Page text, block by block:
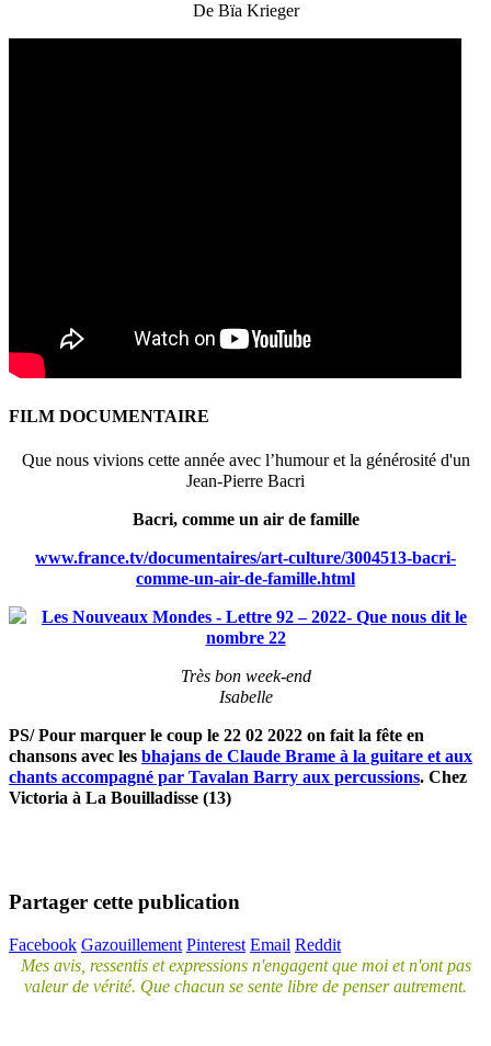
De Bïa Krieger
FILM DOCUMENTAIRE
Que nous vivions cette année avec l’humour et la générosité d'un
Jean-Pierre Bacri
Bacri, comme un air de famille
www.france.tv/documentaires/art-culture/3004513-bacri-
comme-un-air-de-famille.html
Très bon week-end
Isabelle
PS/ Pour marquer le coup le 22 02 2022 on fait la fête en
chansons avec les bhajans de Claude Brame à la guitare et aux
chants accompagné par Tavalan Barry aux percussions. Chez
Victoria à La Bouilladisse (13)
Partager cette publication
Facebook Gazouillement Pinterest Email Reddit
Mes avis, ressentis et expressions n'engagent que moi et n'ont pas
valeur de vérité. Que chacun se sente libre de penser autrement.